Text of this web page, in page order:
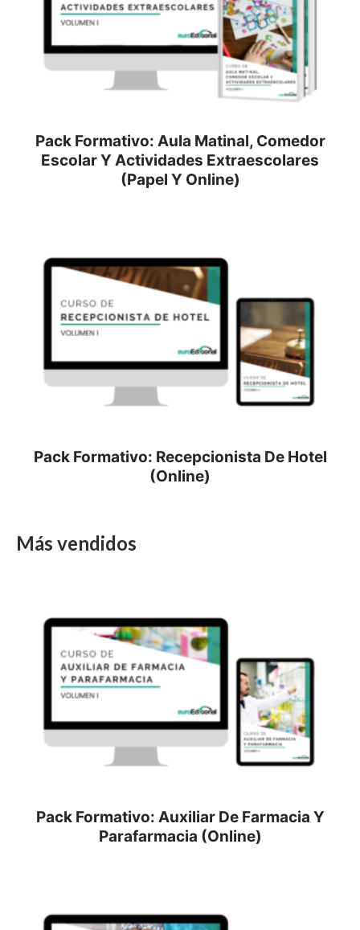
Pack Formativo: Aula Matinal, Comedor
Escolar Y Actividades Extraescolares
(Papel Y Online)
Pack Formativo: Recepcionista De Hotel
(Online)
Más vendidos
Pack Formativo: Auxiliar De Farmacia Y
Parafarmacia (Online)